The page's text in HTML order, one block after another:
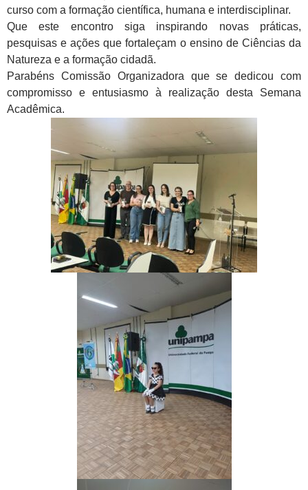
curso com a formação científica, humana e interdisciplinar.
Que este encontro siga inspirando novas práticas,
pesquisas e ações que fortaleçam o ensino de Ciências da
Natureza e a formação cidadã.
Parabéns Comissão Organizadora que se dedicou com
compromisso e entusiasmo à realização desta Semana
Acadêmica.